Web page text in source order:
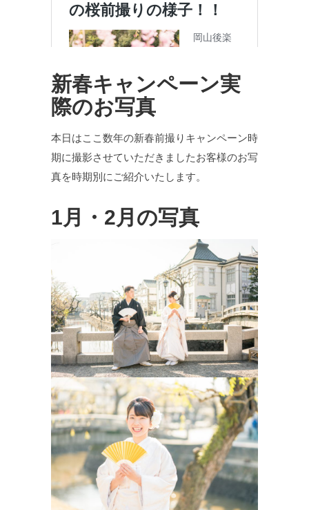
新春キャンペーン実
際のお写真
本日はここ数年の新春前撮りキャンペーン時
期に撮影させていただきましたお客様のお写
真を時期別にご紹介いたします。
1月・2月の写真